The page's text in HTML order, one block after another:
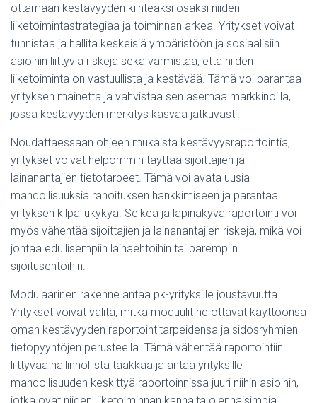
ottamaan kestävyyden kiinteäksi osaksi niiden
liiketoimintastrategiaa ja toiminnan arkea. Yritykset voivat
tunnistaa ja hallita keskeisiä ympäristöön ja sosiaalisiin
asioihin liittyviä riskejä sekä varmistaa, että niiden
liiketoiminta on vastuullista ja kestävää. Tämä voi parantaa
yrityksen mainetta ja vahvistaa sen asemaa markkinoilla,
jossa kestävyyden merkitys kasvaa jatkuvasti.
Noudattaessaan ohjeen mukaista kestävyysraportointia,
yritykset voivat helpommin täyttää sijoittajien ja
lainanantajien tietotarpeet. Tämä voi avata uusia
mahdollisuuksia rahoituksen hankkimiseen ja parantaa
yrityksen kilpailukykyä. Selkeä ja läpinäkyvä raportointi voi
myös vähentää sijoittajien ja lainanantajien riskejä, mikä voi
johtaa edullisempiin lainaehtoihin tai parempiin
sijoitusehtoihin.
Modulaarinen rakenne antaa pk-yrityksille joustavuutta.
Yritykset voivat valita, mitkä moduulit ne ottavat käyttöönsä
oman kestävyyden raportointitarpeidensa ja sidosryhmien
tietopyyntöjen perusteella. Tämä vähentää raportointiin
liittyvää hallinnollista taakkaa ja antaa yrityksille
mahdollisuuden keskittyä raportoinnissa juuri niihin asioihin,